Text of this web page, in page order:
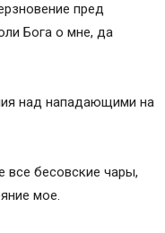
пред
Бога о мне, да
над нападающими на
все бесовские чары,
мое.